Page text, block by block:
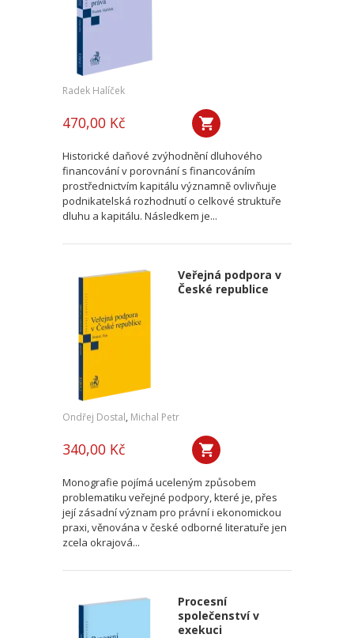
Radek Halíček
470,00 Kč
Historické daňové zvýhodnění dluhového
financování v porovnání s financováním
prostřednictvím kapitálu významně ovlivňuje
podnikatelská rozhodnutí o celkové struktuře
dluhu a kapitálu. Následkem je...
Veřejná podpora v
České republice
Ondřej Dostal, Michal Petr
340,00 Kč
Monografie pojímá uceleným způsobem
problematiku veřejné podpory, které je, přes
její zásadní význam pro právní i ekonomickou
praxi, věnována v české odborné literatuře jen
zcela okrajová...
Procesní
společenství v
exekuci